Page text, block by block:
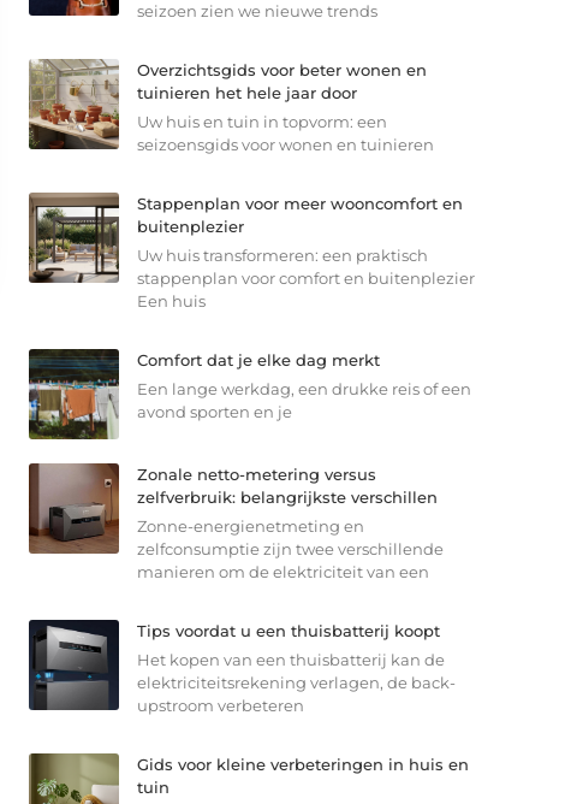
seizoen zien we nieuwe trends
Overzichtsgids voor beter wonen en
tuinieren het hele jaar door
Uw huis en tuin in topvorm: een
seizoensgids voor wonen en tuinieren
Stappenplan voor meer wooncomfort en
buitenplezier
Uw huis transformeren: een praktisch
stappenplan voor comfort en buitenplezier
Een huis
Comfort dat je elke dag merkt
Een lange werkdag, een drukke reis of een
avond sporten en je
Zonale netto-metering versus
zelfverbruik: belangrijkste verschillen
Zonne-energienetmeting en
zelfconsumptie zijn twee verschillende
manieren om de elektriciteit van een
Tips voordat u een thuisbatterij koopt
Het kopen van een thuisbatterij kan de
elektriciteitsrekening verlagen, de back-
upstroom verbeteren
Gids voor kleine verbeteringen in huis en
tuin